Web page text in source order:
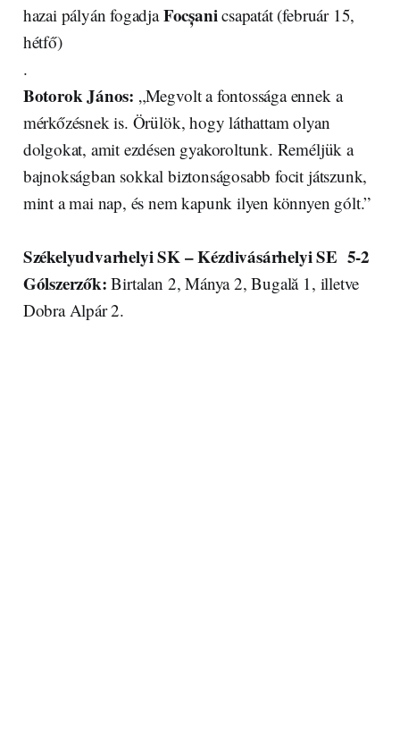
hazai pályán fogadjaFocșanicsapatát (február 15,
hétfő)
.
Botorok János: „Megvolt a fontossága ennek a
mérkőzésnek is. Örülök, hogy láthattam olyan
dolgokat, amit ezdésen gyakoroltunk. Reméljük a
bajnokságban sokkal biztonságosabb focit játszunk,
mint a mai nap, és nem kapunk ilyen könnyen gólt.”
Székelyudvarhelyi SK – Kézdivásárhelyi SE 5-2
Gólszerzők:Birtalan 2, Mánya 2, Bugală 1, illetve
Dobra Alpár 2.